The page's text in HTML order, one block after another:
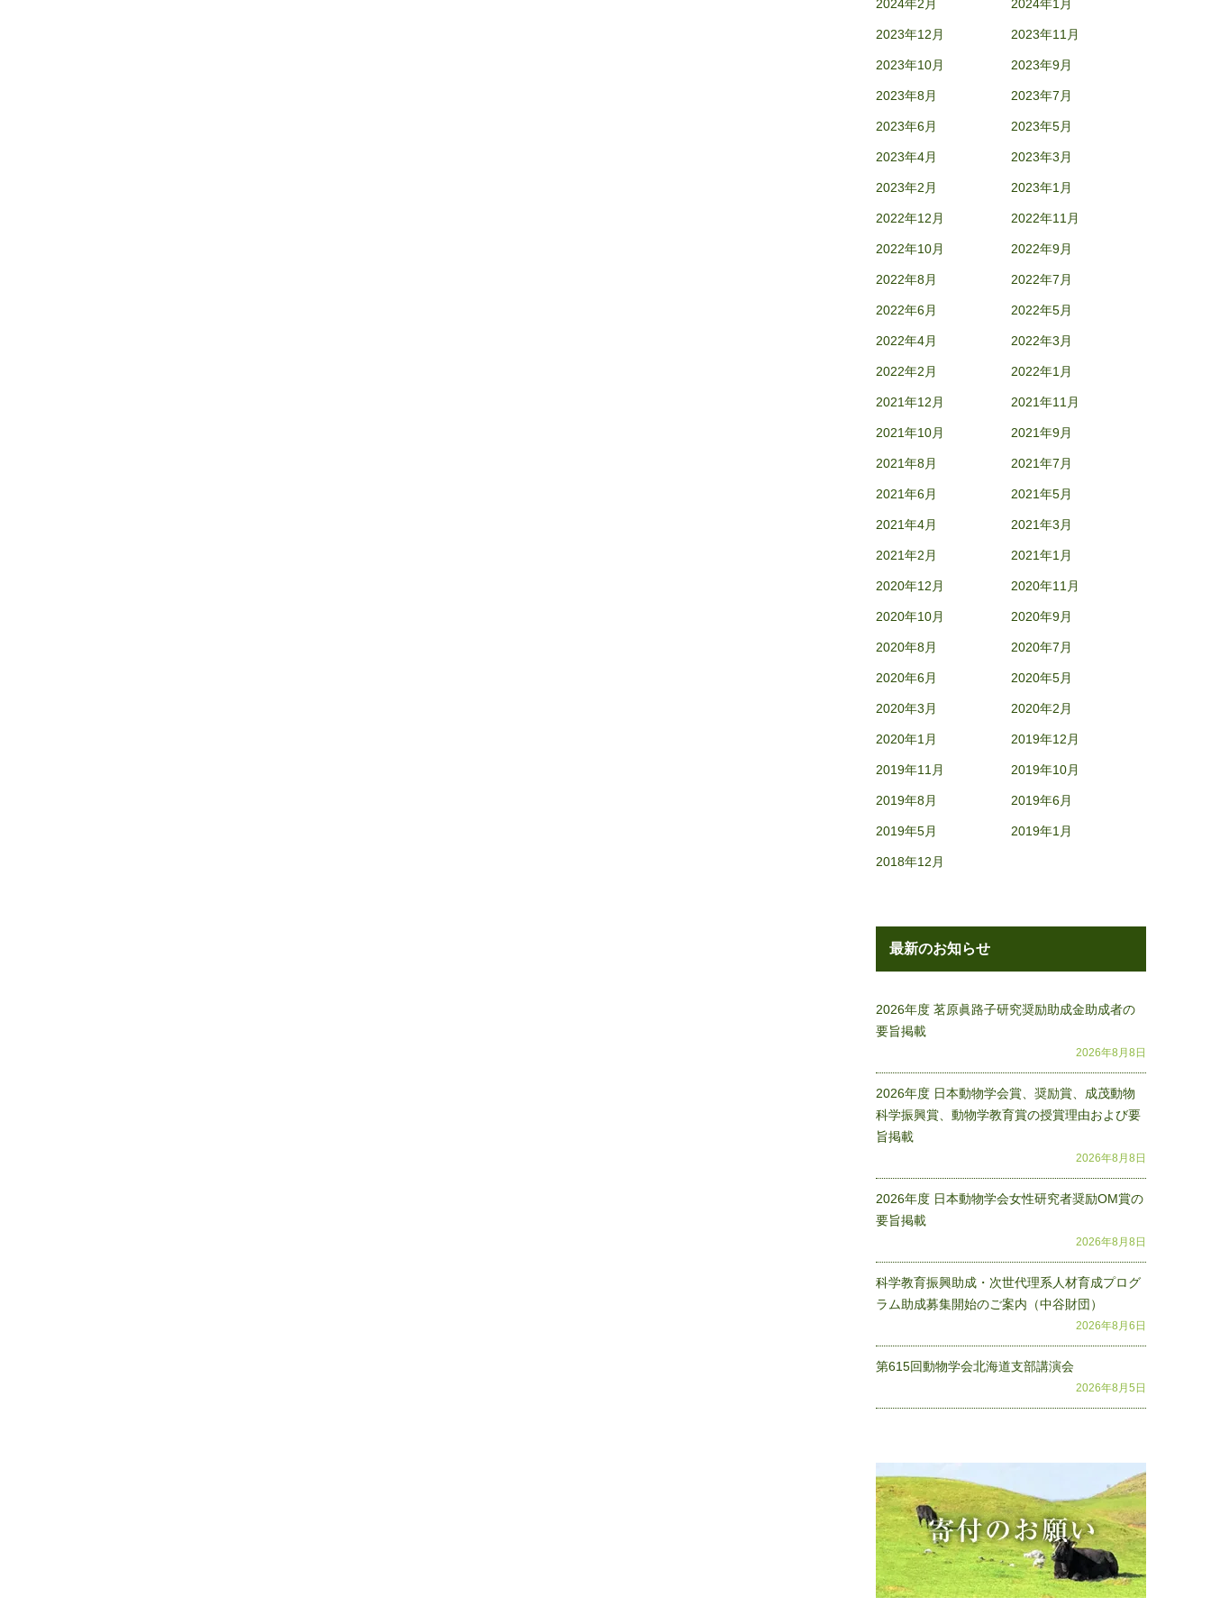
2024年2月 2024年1月
2023年12月 2023年11月
2023年10月 2023年9月
2023年8月 2023年7月
2023年6月 2023年5月
2023年4月 2023年3月
2023年2月 2023年1月
2022年12月 2022年11月
2022年10月 2022年9月
2022年8月 2022年7月
2022年6月 2022年5月
2022年4月 2022年3月
2022年2月 2022年1月
2021年12月 2021年11月
2021年10月 2021年9月
2021年8月 2021年7月
2021年6月 2021年5月
2021年4月 2021年3月
2021年2月 2021年1月
2020年12月 2020年11月
2020年10月 2020年9月
2020年8月 2020年7月
2020年6月 2020年5月
2020年3月 2020年2月
2020年1月 2019年12月
2019年11月 2019年10月
2019年8月 2019年6月
2019年5月 2019年1月
2018年12月
最新のお知らせ
2026年度 茗原眞路子研究奨励助成金助成者の
要旨掲載
2026年8月8日
2026年度 日本動物学会賞、奨励賞、成茂動物
科学振興賞、動物学教育賞の授賞理由および要
旨掲載
2026年8月8日
2026年度 日本動物学会女性研究者奨励OM賞の
要旨掲載
2026年8月8日
科学教育振興助成・次世代理系人材育成プログ
ラム助成募集開始のご案内（中谷財団）
2026年8月6日
第615回動物学会北海道支部講演会
2026年8月5日